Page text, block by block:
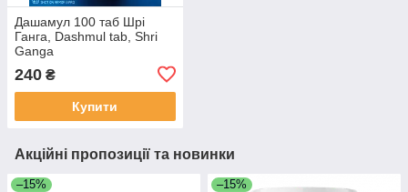
Дашамул 100 таб Шрі
Ганга, Dashmul tab, Shri
Ganga
240 ₴
Купити
Акційні пропозиції та новинки
–15% –15%